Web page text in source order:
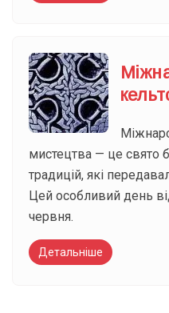
мистецтва — це свято
традицій, які
Цей особливий день
червня.
Детальніше